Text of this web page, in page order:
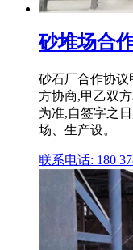
砂堆场合
砂石厂合作协议
方协商,甲乙双
为准,自签字之
场、生产设。
联系电话: 180